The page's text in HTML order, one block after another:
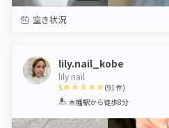
空き状況
lily.nail_kobe
lily nail
5
1 2 3 4 5
(91件)
木幡駅から徒歩8分